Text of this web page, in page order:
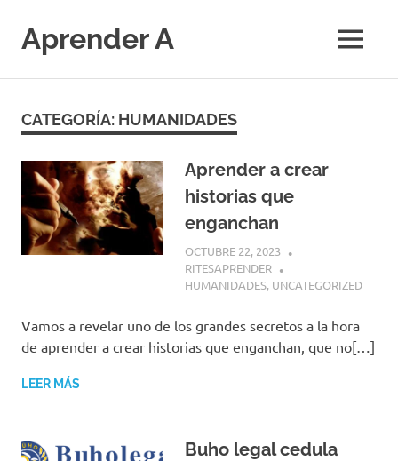
contenido
Aprender A
divertido
MENÚ
CATEGORÍA: HUMANIDADES
Aprender a crear
historias que
enganchan
OCTUBRE 22, 2023
RITESAPRENDER
HUMANIDADES, UNCATEGORIZED
Vamos a revelar uno de los grandes secretos a la hora
de aprender a crear historias que enganchan, que no[…]
LEER MÁS
Buho legal cedula